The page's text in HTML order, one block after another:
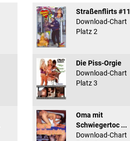
Straßenflirts #11
Download-Chart
Platz 2
Die Piss-Orgie
Download-Chart
Platz 3
Oma mit
Schwiegertoc ...
Download-Chart